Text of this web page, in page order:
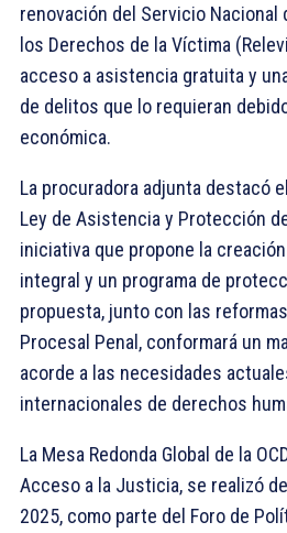
renovación del Servicio Nacional
los Derechos de la Víctima
acceso a asistencia gratuita y
de delitos que lo requieran
económica.
La procuradora adjunta destacó
Ley de Asistencia y Protección
iniciativa que propone la
integral y un programa de
propuesta, junto con las
Procesal Penal, conformará un
acorde a las necesidades
internacionales de derechos
La Mesa Redonda Global de la
Acceso a la Justicia, se realizó
2025, como parte del Foro de